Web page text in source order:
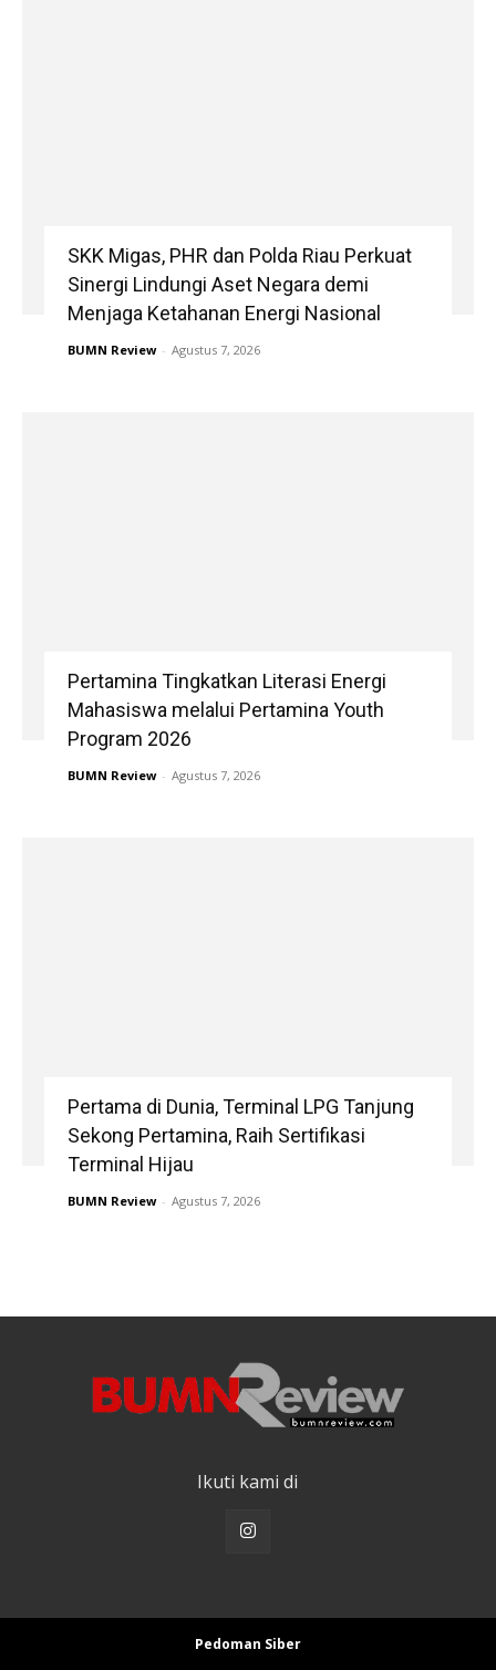
SKK Migas, PHR dan Polda Riau Perkuat
Sinergi Lindungi Aset Negara demi
Menjaga Ketahanan Energi Nasional
BUMN Review - Agustus 7, 2026
Pertamina Tingkatkan Literasi Energi
Mahasiswa melalui Pertamina Youth
Program 2026
BUMN Review - Agustus 7, 2026
Pertama di Dunia, Terminal LPG Tanjung
Sekong Pertamina, Raih Sertifikasi
Terminal Hijau
BUMN Review - Agustus 7, 2026
Ikuti kami di
Pedoman Siber